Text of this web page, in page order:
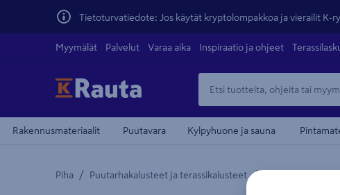
Tietoturvatiedote: Jos käytät kryptolompakkoa ja vierailit K-
Myymälät Palvelut Varaa aika Inspiraatio ja ohjeet
Rakennusmateriaalit Puutavara Kylpyhuone ja sauna
Piha / Puutarhakalusteet ja terassikalusteet /